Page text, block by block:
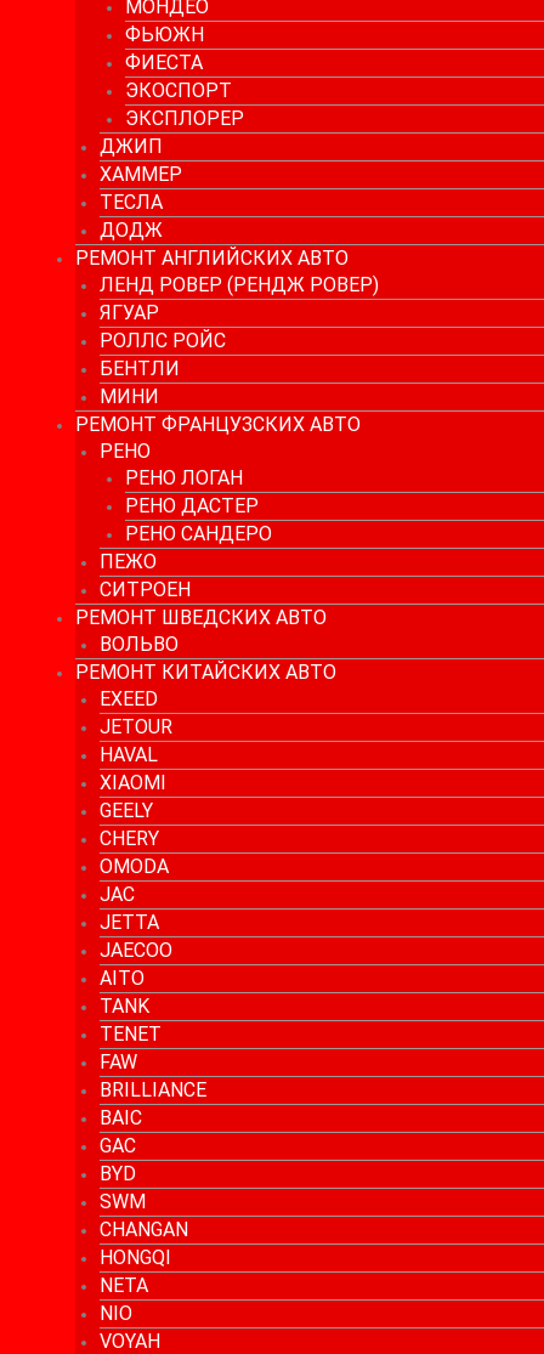
МОНДЕО
ФЬЮЖН
ФИЕСТА
ЭКОСПОРТ
ЭКСПЛОРЕР
ДЖИП
ХАММЕР
ТЕСЛА
ДОДЖ
РЕМОНТ АНГЛИЙСКИХ АВТО
ЛЕНД РОВЕР (РЕНДЖ РОВЕР)
ЯГУАР
РОЛЛС РОЙС
БЕНТЛИ
МИНИ
РЕМОНТ ФРАНЦУЗСКИХ АВТО
РЕНО
РЕНО ЛОГАН
РЕНО ДАСТЕР
РЕНО САНДЕРО
ПЕЖО
СИТРОЕН
РЕМОНТ ШВЕДСКИХ АВТО
ВОЛЬВО
РЕМОНТ КИТАЙСКИХ АВТО
EXEED
JETOUR
HAVAL
XIAOMI
GEELY
CHERY
OMODA
JAC
JETTA
JAECOO
AITO
TANK
TENET
FAW
BRILLIANCE
BAIC
GAC
BYD
SWM
CHANGAN
HONGQI
NETA
NIO
VOYAH